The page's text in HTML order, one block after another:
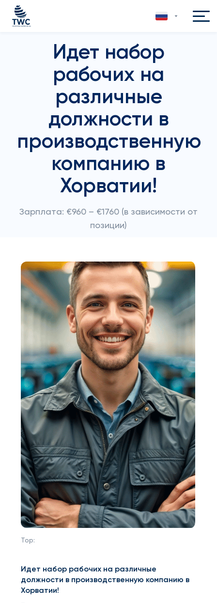
Идет набор
рабочих на
различные
должности в
производственную
компанию в
Хорватии!
Зарплата: €960 – €1760 (в зависимости от
позиции)
Top:
Идет набор рабочих на различные
должности в производственную компанию в
Хорватии!